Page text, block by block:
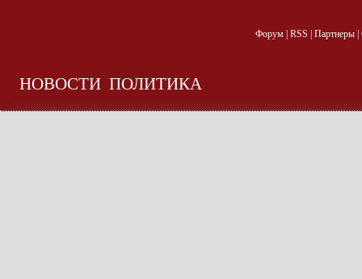
Форум| RSS Партнеры|
НОВОСТИ ПОЛИТИКА